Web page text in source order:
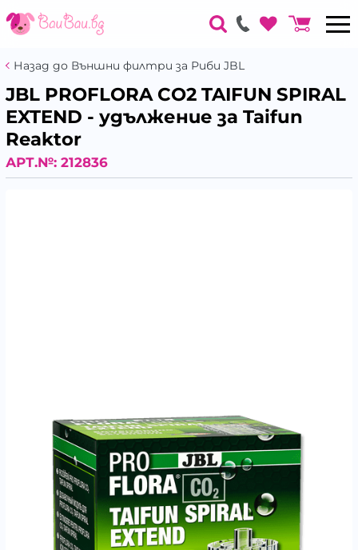
Назад до Външни филтри за Риби JBL
JBL PROFLORA CO2 TAIFUN SPIRAL
EXTEND - удължение за Taifun
Reaktor
АРТ.№: 212836